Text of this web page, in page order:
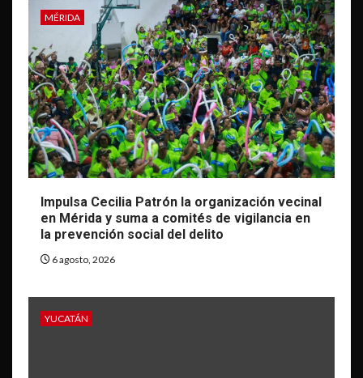
MÉRIDA
Impulsa Cecilia Patrón la organización vecinal
en Mérida y suma a comités de vigilancia en
la prevención social del delito
6 agosto, 2026
YUCATÁN